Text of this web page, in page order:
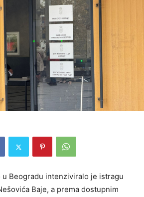
Beogradu intenziviralo je istragu
Baje, a prema dostupnim